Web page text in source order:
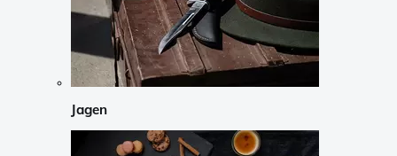
Jagen